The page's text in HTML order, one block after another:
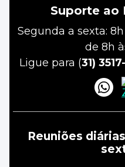
Suporte ao
Segunda a sexta:
de 8h
Ligue para (31)
Reuniões